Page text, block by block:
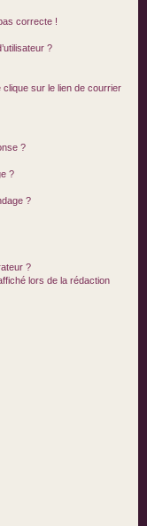
correcte !
?
clique sur le lien de courrier
?
?
?
?
lors de la rédaction